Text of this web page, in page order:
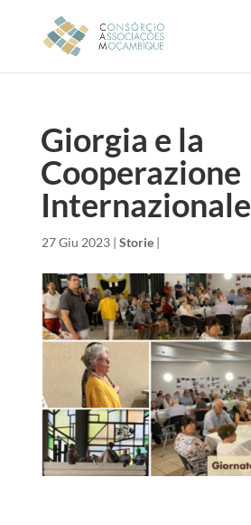
Giorgia e la
Cooperazione
Internazionale
27 Giu 2023| Storie|